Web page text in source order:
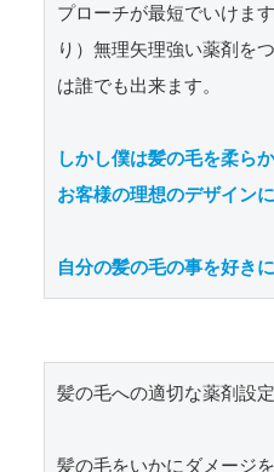
プローチが最短でいけま
り）無理矢理強い薬剤を
は誰でも出来ます。
しかし僕は髪の毛を柔ら
お客様の理想のデザイン
自分の髪の毛の事を好き
髪の毛への適切な薬剤設
髪の毛をいかにダメージ